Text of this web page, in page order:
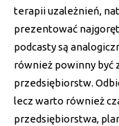
terapii uzależnień,
prezentować
podcasty są
również powinny być
przedsiębiorstw.
lecz warto również
przedsiębiorstwa,